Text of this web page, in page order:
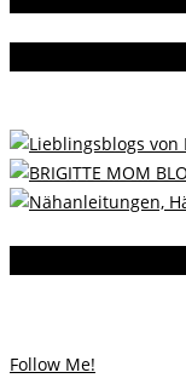
Follow Me!